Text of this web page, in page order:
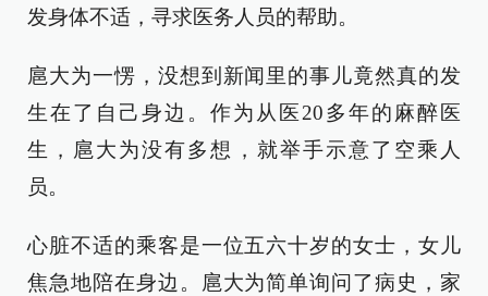
发身体不适，寻求医务人员的帮助。
扈大为一愣，没想到新闻里的事儿竟然真的发
生在了自己身边。作为从医20多年的麻醉医
生，扈大为没有多想，就举手示意了空乘人
员。
心脏不适的乘客是一位五六十岁的女士，女儿
焦急地陪在身边。扈大为简单询问了病史，家